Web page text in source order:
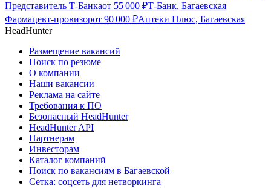
Представитель Т-Банкаот 55 000 ₽Т-Банк, Багаевская
Фармацевт-провизорот 90 000 ₽Аптеки Плюс, Багаевская
HeadHunter
Размещение вакансий
Поиск по резюме
О компании
Наши вакансии
Реклама на сайте
Требования к ПО
Безопасный HeadHunter
HeadHunter API
Партнерам
Инвесторам
Каталог компаний
Поиск по вакансиям в Багаевской
Сетка: соцсеть для нетворкинга